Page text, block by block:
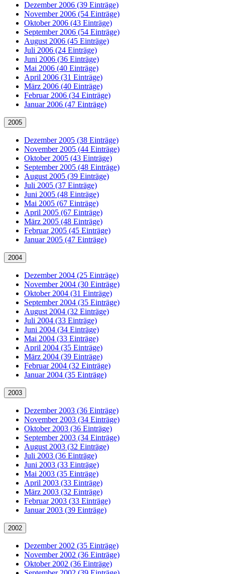
Dezember 2006 (39 Einträge)
November 2006 (54 Einträge)
Oktober 2006 (43 Einträge)
September 2006 (54 Einträge)
August 2006 (45 Einträge)
Juli 2006 (24 Einträge)
Juni 2006 (36 Einträge)
Mai 2006 (40 Einträge)
April 2006 (31 Einträge)
März 2006 (40 Einträge)
Februar 2006 (34 Einträge)
Januar 2006 (47 Einträge)
2005
Dezember 2005 (38 Einträge)
November 2005 (44 Einträge)
Oktober 2005 (43 Einträge)
September 2005 (48 Einträge)
August 2005 (39 Einträge)
Juli 2005 (37 Einträge)
Juni 2005 (48 Einträge)
Mai 2005 (67 Einträge)
April 2005 (67 Einträge)
März 2005 (48 Einträge)
Februar 2005 (45 Einträge)
Januar 2005 (47 Einträge)
2004
Dezember 2004 (25 Einträge)
November 2004 (30 Einträge)
Oktober 2004 (31 Einträge)
September 2004 (35 Einträge)
August 2004 (32 Einträge)
Juli 2004 (33 Einträge)
Juni 2004 (34 Einträge)
Mai 2004 (33 Einträge)
April 2004 (35 Einträge)
März 2004 (39 Einträge)
Februar 2004 (32 Einträge)
Januar 2004 (35 Einträge)
2003
Dezember 2003 (36 Einträge)
November 2003 (34 Einträge)
Oktober 2003 (36 Einträge)
September 2003 (34 Einträge)
August 2003 (32 Einträge)
Juli 2003 (36 Einträge)
Juni 2003 (33 Einträge)
Mai 2003 (35 Einträge)
April 2003 (33 Einträge)
März 2003 (32 Einträge)
Februar 2003 (33 Einträge)
Januar 2003 (39 Einträge)
2002
Dezember 2002 (35 Einträge)
November 2002 (36 Einträge)
Oktober 2002 (36 Einträge)